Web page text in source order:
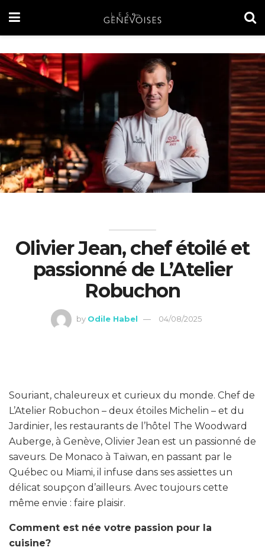
Olivier Jean, chef étoilé et
passionné de L’Atelier
Robuchon
by Odile Habel 04/08/2025
Souriant, chaleureux et curieux du monde. Chef de
L’Atelier Robuchon – deux étoiles Michelin – et du
Jardinier, les restaurants de l’hôtel The Woodward
Auberge, à Genève, Olivier Jean est un passionné de
saveurs. De Monaco à Taïwan, en passant par le
Québec ou Miami, il infuse dans ses assiettes un
délicat soupçon d’ailleurs. Avec toujours cette
même envie : faire plaisir.
Comment est née votre passion pour la
cuisine?